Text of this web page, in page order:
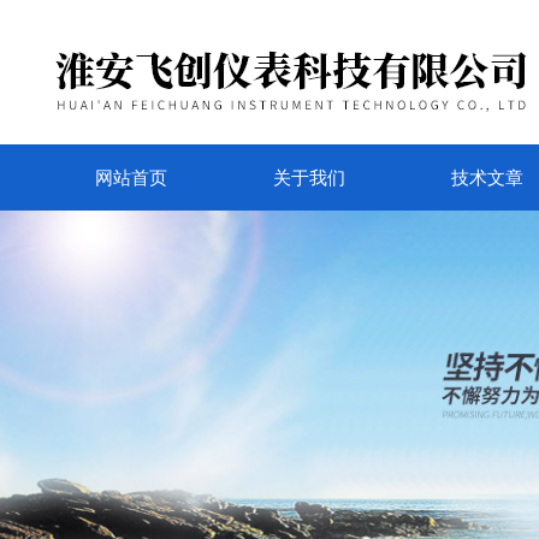
网站首页 关于我们 技术文章